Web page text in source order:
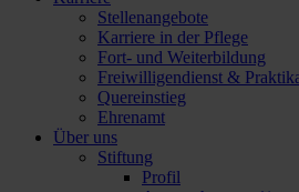
Stellenangebote
Karriere in der Pflege
Fort- und Weiterbildung
Freiwilligendienst &
Quereinstieg
Ehrenamt
Über uns
Stiftung
Profil